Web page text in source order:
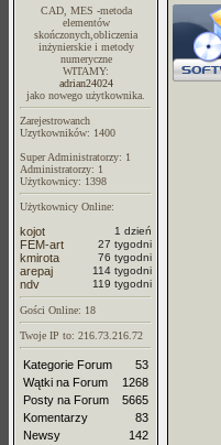
CAD, MES -metoda
elementów
skończonych,obliczenia
inżynierskie i metody
numeryczne
WITAMY:
adrian24024
jako nowego użytkownika.
Zarejestrowanch
Uzytkowników: 1400
Super Administratorzy: 1
Administratorzy: 1
Użytkownicy: 1398
Użytkownicy Online:
kojot 1 dzień
FEM-art 27 tygodni
kmirota 76 tygodni
arepaj 114 tygodni
ndv 119 tygodni
Gości Online: 18
Twoje IP to: 216.73.216.72
Kategorie Forum
53
Wątki na Forum
1268
Posty na Forum
5665
Komentarzy
83
Newsy
142